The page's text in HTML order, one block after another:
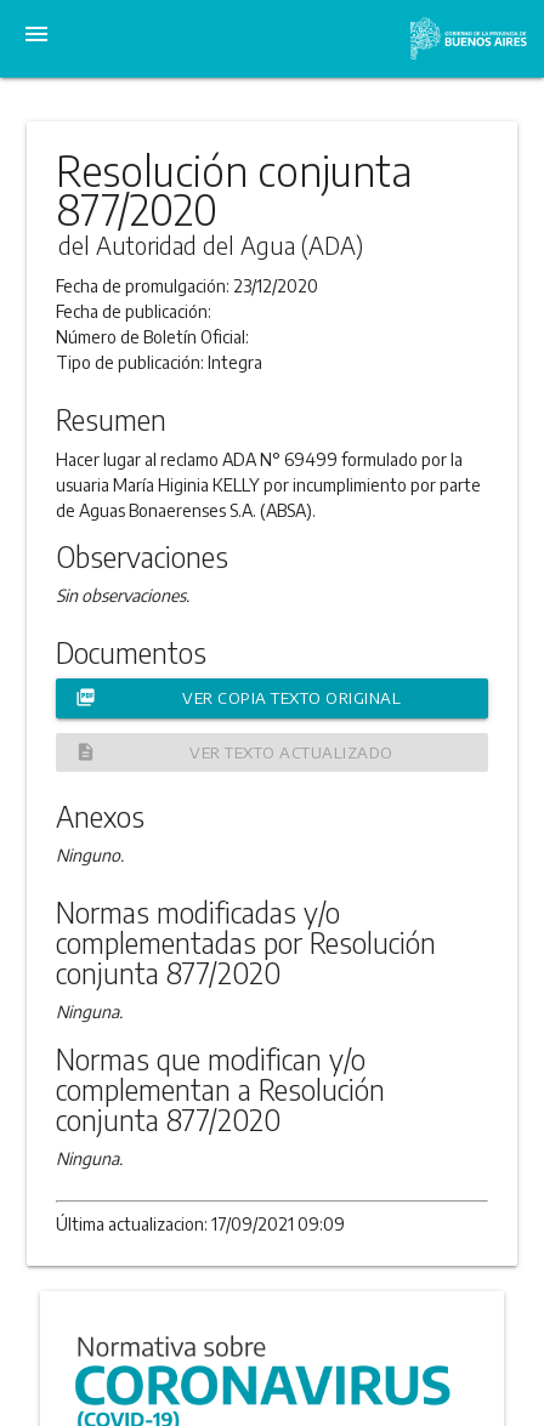
menu
Resolución conjunta
877/2020
del Autoridad del Agua (ADA)
Fecha de promulgación: 23/12/2020
Fecha de publicación:
Número de Boletín Oficial:
Tipo de publicación:Integra
Resumen
Hacer lugar al reclamo ADA N° 69499 formulado por la
usuaria María Higinia KELLY por incumplimiento por parte
de Aguas Bonaerenses S.A. (ABSA).
Observaciones
Sin observaciones.
Documentos
picture_as_pdf VER COPIA TEXTO ORIGINAL
description VER TEXTO ACTUALIZADO
Anexos
Ninguno.
Normas modificadas y/o
complementadas por Resolución
conjunta 877/2020
Ninguna.
Normas que modifican y/o
complementan a Resolución
conjunta 877/2020
Ninguna.
Última actualizacion: 17/09/2021 09:09